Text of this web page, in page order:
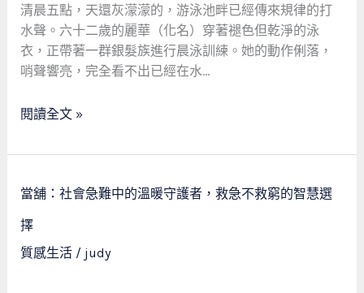
業
家
的
尊
清晨五點，天還灰濛濛的，游泳池畔已經傳來規律的打
水聲。六十二歲的麗華（化名）穿著褪色但乾淨的泳
衣，正帶著一群銀髮族進行晨泳訓練。她的動作俐落，
哨聲響亮，完全看不出已經在水…
位
單
親
游
教
與
舖
溫
暖
閱讀全文 »
當舖：社會急難中的溫暖守護者，救急不救窮的智慧選
擇
質感生活/ judy
當
舖：
社
會